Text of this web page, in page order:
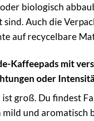
biologisch
sind. Auch die
auf recycelbare
Kaffeepads mit
oder
ist groß. Du findest
mild und aromatisch